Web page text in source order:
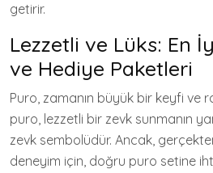
getirir.
Lezzetli ve Lüks: En
ve Hediye Paketleri
Puro, zamanın büyük bir keyfi ve
puro, lezzetli bir zevk sunmanın
zevk sembolüdür. Ancak,
deneyim için, doğru puro setine